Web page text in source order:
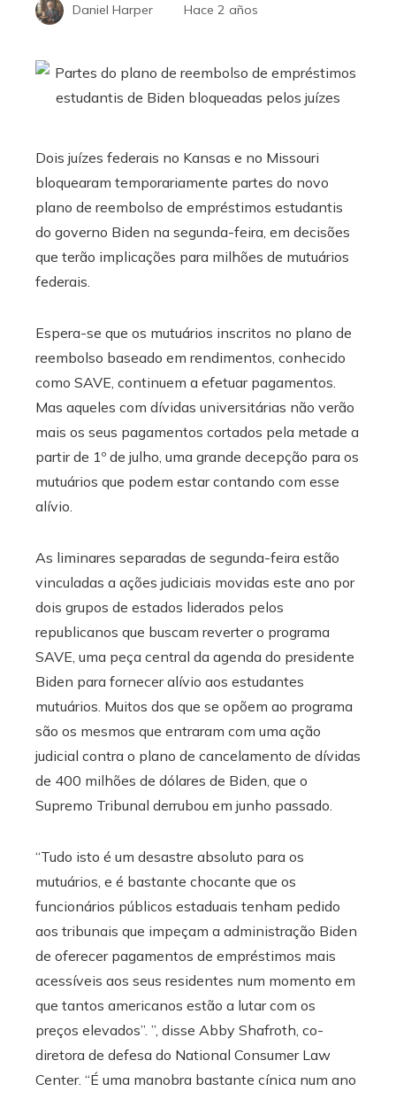
Daniel Harper Hace 2 años
Dois juízes federais no Kansas e no Missouri
bloquearam temporariamente partes do novo
plano de reembolso de empréstimos estudantis
do governo Biden na segunda-feira, em decisões
que terão implicações para milhões de mutuários
federais.
Espera-se que os mutuários inscritos no plano de
reembolso baseado em rendimentos, conhecido
como SAVE, continuem a efetuar pagamentos.
Mas aqueles com dívidas universitárias não verão
mais os seus pagamentos cortados pela metade a
partir de 1º de julho, uma grande decepção para os
mutuários que podem estar contando com esse
alívio.
As liminares separadas de segunda-feira estão
vinculadas a ações judiciais movidas este ano por
dois grupos de estados liderados pelos
republicanos que buscam reverter o programa
SAVE, uma peça central da agenda do presidente
Biden para fornecer alívio aos estudantes
mutuários. Muitos dos que se opõem ao programa
são os mesmos que entraram com uma ação
judicial contra o plano de cancelamento de dívidas
de 400 milhões de dólares de Biden, que o
Supremo Tribunal derrubou em junho passado.
“Tudo isto é um desastre absoluto para os
mutuários, e é bastante chocante que os
funcionários públicos estaduais tenham pedido
aos tribunais que impeçam a administração Biden
de oferecer pagamentos de empréstimos mais
acessíveis aos seus residentes num momento em
que tantos americanos estão a lutar com os
preços elevados”. ”, disse Abby Shafroth, co-
diretora de defesa do National Consumer Law
Center. “É uma manobra bastante cínica num ano